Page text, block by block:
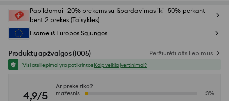
Papildomai -20% prekėms su Išpardavimas iki -50% perkant
bent 2 prekes (Taisyklės)
Esame iš Europos Sąjungos
Produktų apžvalgos(1005) Peržiūrėti atsiliepimus
Visi atsiliepimai yra patikrintosKaip veikia įvertinimai?
4,9/5
Ar prekė tiko?
mažesnis
3%